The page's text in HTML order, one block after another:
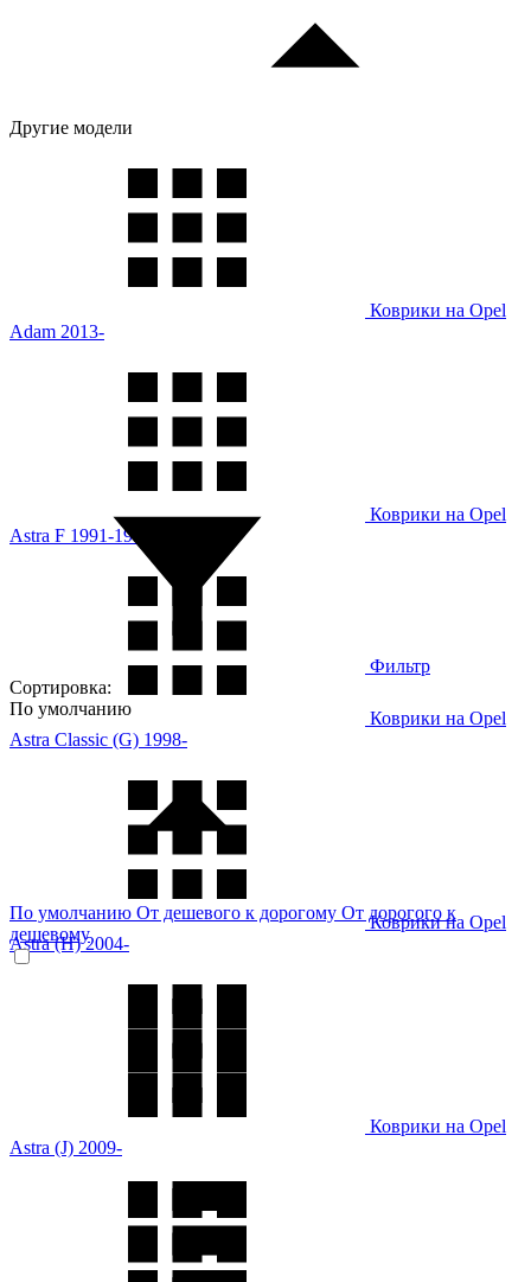
Другие модели
Коврики на Opel
Adam 2013-
Коврики на Opel
Astra F 1991-1998
Коврики на Opel
Astra Classic (G) 1998-
Коврики на Opel
Astra (H) 2004-
Коврики на Opel
Astra (J) 2009-
Фильтр
Сортировка:
По умолчанию
По умолчанию От дешевого к дорогому От дорогого к
дешевому